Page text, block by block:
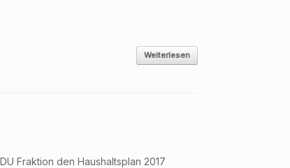
Weiterlesen
Fraktion den Haushaltsplan 2017